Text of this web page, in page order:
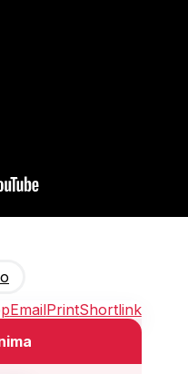
EmailPrintShortlink